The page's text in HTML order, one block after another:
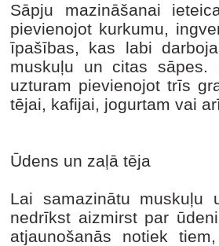
Sāpju mazināšanai
pievienojot kurkumu,
īpašības, kas labi
muskuļu un citas sāpes.
uzturam pievienojot trīs
tējai, kafijai, jogurtam vai
Ūdens un zaļā tēja
Lai samazinātu muskuļu
nedrīkst aizmirst par
atjaunošanās notiek